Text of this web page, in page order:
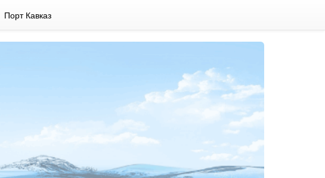
Порт Кавказ